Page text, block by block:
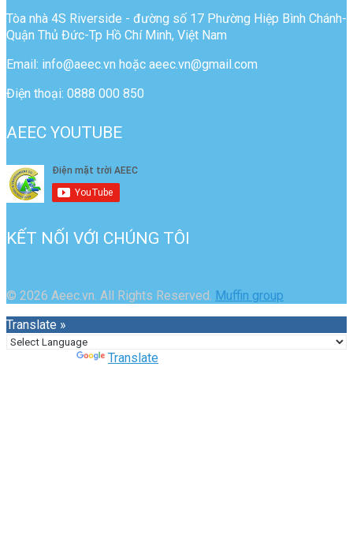
Tòa nhà 4S Riverside - đường số 17 Phường Hiệp Bình Chánh-
Quận Thủ Đức-Tp Hồ Chí Minh, Việt Nam
Email: info@aeec.vn hoặc aeec.vn@gmail.com
Điện thoại: 0888 000 850
AEEC YOUTUBE
KẾT NỐI VỚI CHÚNG TÔI
© 2026 Aeec.vn. All Rights Reserved. Muffin group
Translate »
Translate